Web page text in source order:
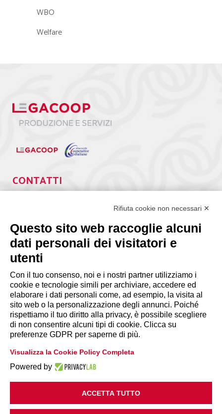
WBO
Welfare
CONTATTI
segreteria@lps.coop
INFORMAZIONI
Disclaimer
Privacy Policy
Cookie Policy|Modifica preferenze
Rifiuta cookie non necessari ✕
Questo sito web raccoglie alcuni
dati personali dei visitatori e
utenti
Con il tuo consenso, noi e i nostri partner utilizziamo i
cookie e tecnologie simili per archiviare, accedere ed
elaborare i dati personali come, ad esempio, la visita al
sito web o la personalizzazione degli annunci. Poiché
rispettiamo il tuo diritto alla privacy, è possibile scegliere
di non consentire alcuni tipi di cookie. Clicca su
preferenze GDPR per saperne di più.
Visualizza la Cookie Policy Completa
Powered by
ACCETTA TUTTO